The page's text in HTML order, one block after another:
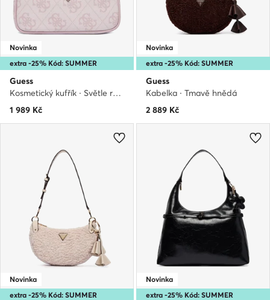
extra -25% Kód: SUMMER
Novinka
Guess
Kosmetický kufřík · Světle růžová
1 989 Kč
extra -25% Kód: SUMMER
Novinka
Guess
Kabelka · Tmavě hnědá
2 889 Kč
extra -25% Kód: SUMMER
Novinka
extra -25% Kód: SUMMER
Novinka